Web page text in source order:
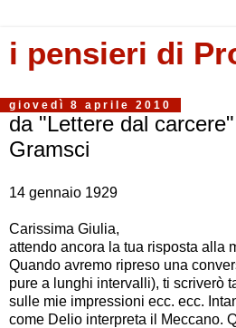
i pensieri di
giovedì 8 aprile 2010
da "Lettere dal
Gramsci
14 gennaio 1929
Carissima Giulia,
attendo ancora la tua risposta alla
Quando avremo ripreso una
pure a lunghi intervalli), ti scriverò
sulle mie impressioni ecc. ecc.
come Delio interpreta il Meccano.